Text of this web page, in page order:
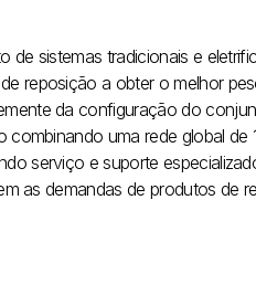
de sistemas tradicionais e
reposição a obter o melhor
da configuração do
uma rede global de
serviço e suporte
as demandas de produtos de